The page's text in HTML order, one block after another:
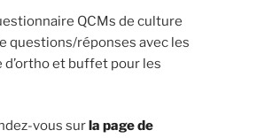
QCMs de culture
questions/réponses avec les
et buffet pour les
vous surla page de